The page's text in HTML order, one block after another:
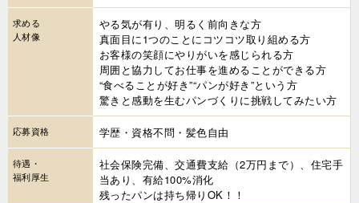
求める
人材像
やる気が有り、明るく前向きな方
真面目に1つのことにコツコツ取り組める方
お客様の笑顔にやりがいを感じられる方
周囲と協力してお仕事を進めることができる方
“食べることが好き”“パンが好き”という方
驚きと感動を生むパンづくりに挑戦してみたい方
応募資格 学歴・資格不問・髪色自由
待遇・
福利厚生
社会保険完備、交通費支給（2万円まで）、住宅手
当あり、有給100%消化
残ったパンは持ち帰りOK！！